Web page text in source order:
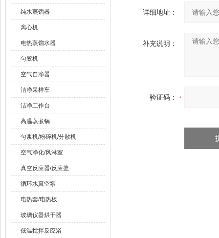
纯水蒸馏器
离心机
电热蒸馏水器
匀胶机
空气自净器
洁净采样车
洁净工作台
高温蒸煮锅
匀浆机/粉碎机/分散机
空气净化/风淋室
真空反应器/反应釜
循环水真空泵
电热套/电热板
玻璃仪器烘干器
低温搅拌反应浴
详细地址：
补充说明：
验证码：